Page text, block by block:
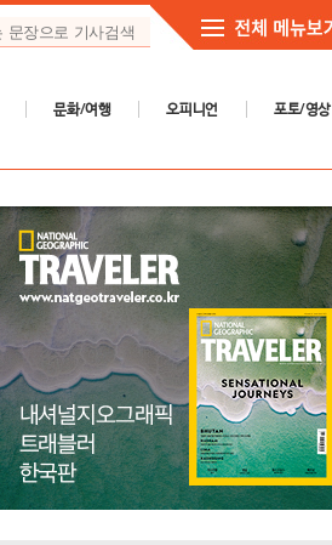
문화/여행 오피니언 포토/영상